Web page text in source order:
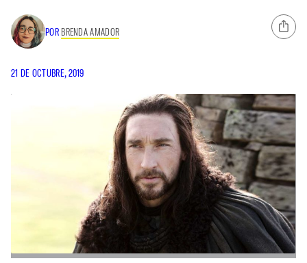
POR BRENDA AMADOR
21 DE OCTUBRE, 2019